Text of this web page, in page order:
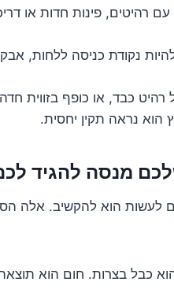
עם רהיטים, פינות חדות או
להיות נקודת כניסה ללחות,
כבד, או כופף בזווית חדה
הוא נראה תקין יחסית.
מנסה להגיד
לעשות הוא להקשיב. אלה
כבל בצרות. חום הוא